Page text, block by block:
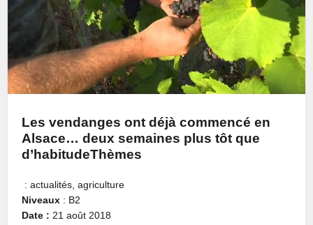
Les vendanges ont déjà commencé en
Alsace… deux semaines plus tôt que
d’habitudeThèmes
: actualités, agriculture
Niveaux : B2
Date :21 août 2018